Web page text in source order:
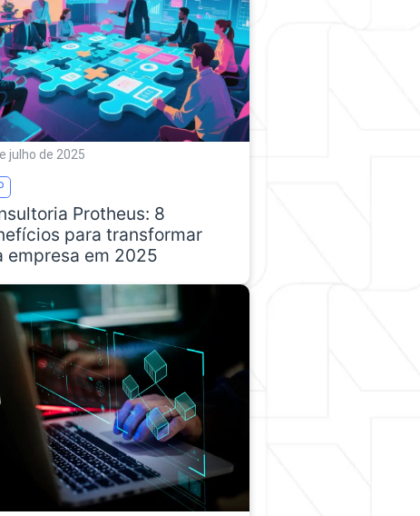
julho de 2025
Protheus: 8
para transformar
empresa em 2025